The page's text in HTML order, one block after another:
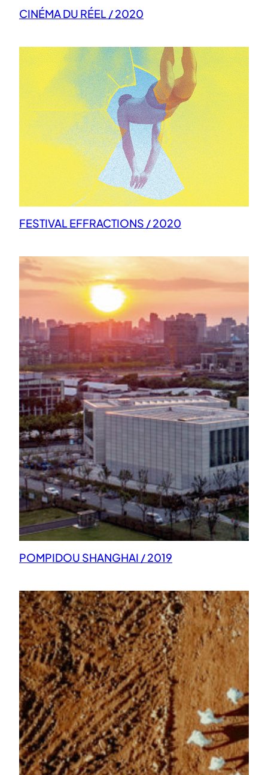
CINÉMA DU RÉEL / 2020
FESTIVAL EFFRACTIONS / 2020
POMPIDOU SHANGHAI / 2019